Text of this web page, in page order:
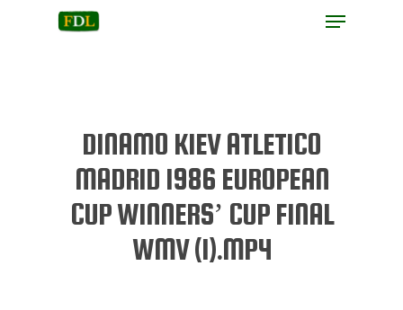
DINAMO KIEV ATLETICO
MADRID 1986 EUROPEAN
CUP WINNERS’ CUP FINAL
WMV (1).MP4